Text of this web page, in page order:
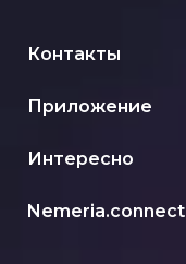
Контакты
Приложение
Интересно
Nemeria.connect